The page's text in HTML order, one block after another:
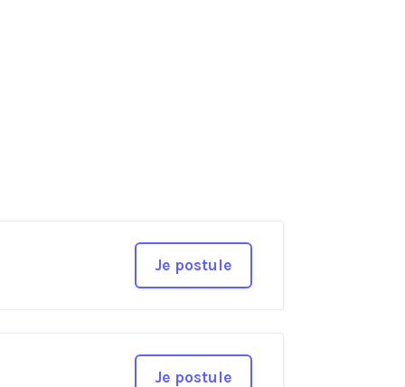
Je postule
Je postule